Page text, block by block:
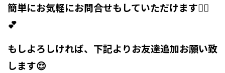
簡単にお気軽にお問合せもしていただけます💁‍♀️
💕
もしよろしければ、下記よりお友達追加お願い致
します😌